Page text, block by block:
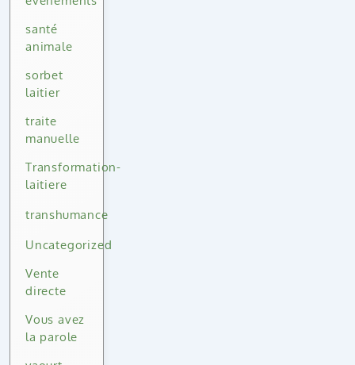
santé
animale
sorbet
laitier
traite
manuelle
Transformation-
laitiere
transhumance
Uncategorized
Vente
directe
Vous avez
la parole